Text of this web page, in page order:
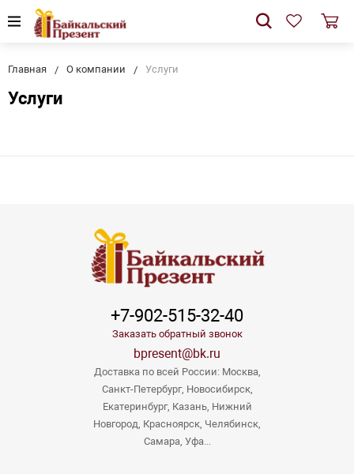
Главная О компании Услуги
Услуги
+7-902-515-32-40
Заказать обратный звонок
bpresent@bk.ru
Доставка по всей России: Москва,
Санкт-Петербург, Новосибирск,
Екатеринбург, Казань, Нижний
Новгород, Красноярск, Челябинск,
Самара, Уфа...